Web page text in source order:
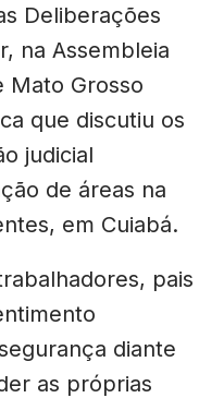
Deliberações
na Assembleia
Mato Grosso
que discutiu os
judicial
de áreas na
em Cuiabá.
pais
diante
as próprias